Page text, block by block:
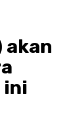
akan
ini